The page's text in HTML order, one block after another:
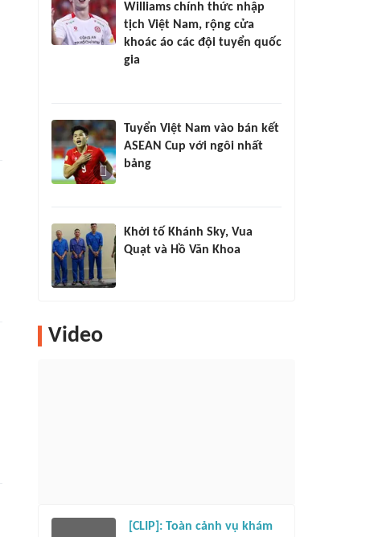
Williams chính thức nhập
tịch Việt Nam, rộng cửa
khoác áo các đội tuyển quốc
gia
Tuyển Việt Nam vào bán kết
ASEAN Cup với ngôi nhất
bảng
Khởi tố Khánh Sky, Vua
Quạt và Hồ Văn Khoa
Video
[CLIP]: Toàn cảnh vụ khám